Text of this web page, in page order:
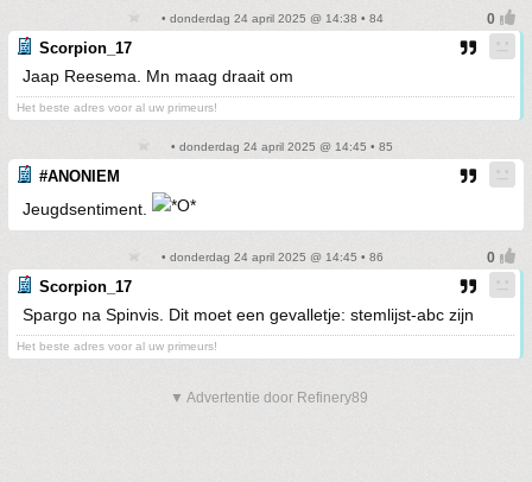
• donderdag 24 april 2025 @ 14:38 • 84
Scorpion_17
Jaap Reesema. Mn maag draait om
Het beste adres voor al uw primeurs!
• donderdag 24 april 2025 @ 14:45 • 85
#ANONIEM
Jeugdsentiment.
• donderdag 24 april 2025 @ 14:45 • 86
Scorpion_17
Spargo na Spinvis. Dit moet een gevalletje: stemlijst-abc zijn
Het beste adres voor al uw primeurs!
▼ Advertentie door Refinery89